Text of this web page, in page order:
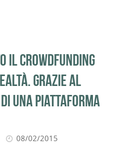
il Crowdfunding
Grazie al
una piattaforma
08/02/2015